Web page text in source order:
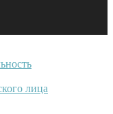
лица